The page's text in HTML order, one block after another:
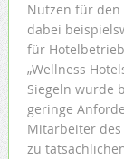
Nutzen für den
dabei
für
„Wellness
Siegeln wurde
geringe
Mitarbeiter des
zu